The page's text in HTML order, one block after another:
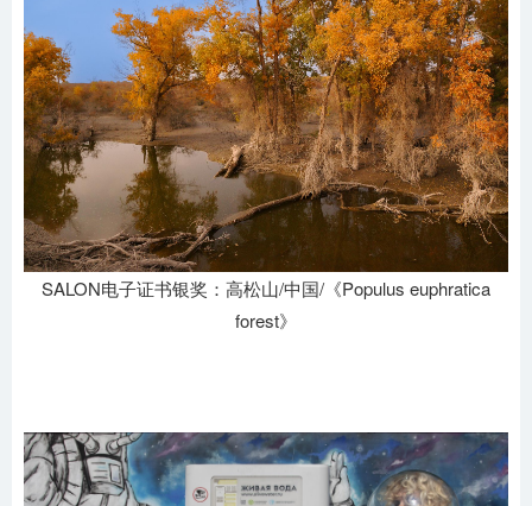
SALON电子证书银奖：高松山/中国/《Populus euphratica
forest》